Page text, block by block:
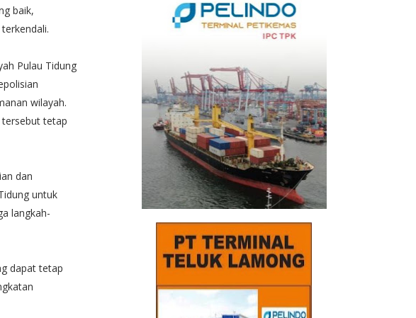
baik,
Pulau Tidung
wilayah.
tetap
dan
untuk
langkah-
dapat tetap